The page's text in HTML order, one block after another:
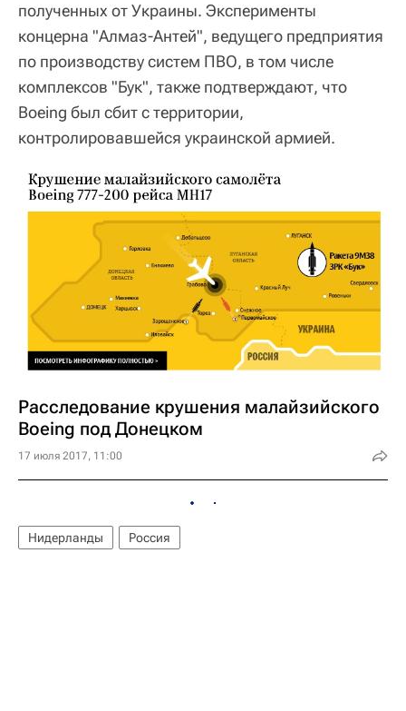
полученных от Украины. Эксперименты
концерна "Алмаз-Антей", ведущего предприятия
по производству систем ПВО, в том числе
комплексов "Бук", также подтверждают, что
Boeing был сбит с территории,
контролировавшейся украинской армией.
Расследование крушения малайзийского
Boeing под Донецком
17 июля 2017, 11:00
Нидерланды Россия